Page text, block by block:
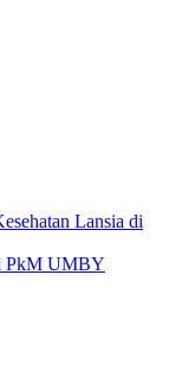
Lansia di
PkM UMBY